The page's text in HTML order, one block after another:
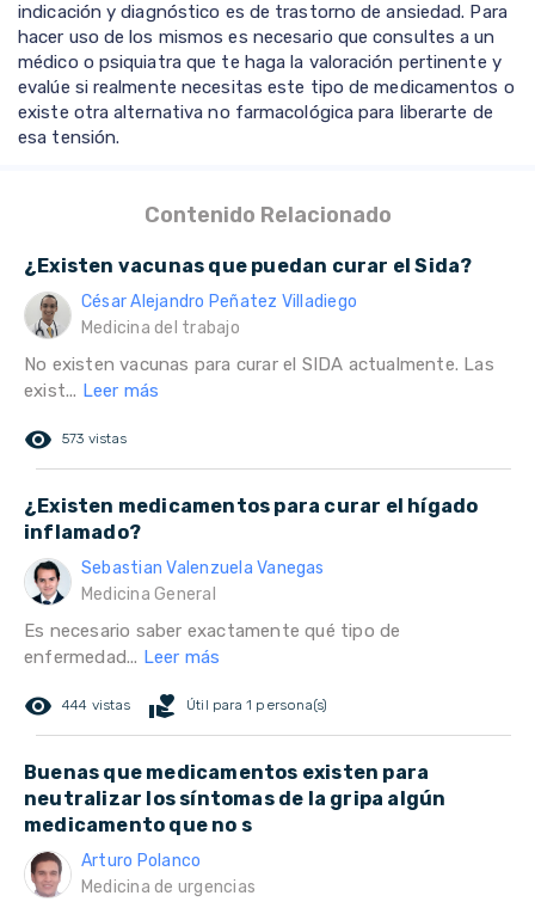
indicación y diagnóstico es de trastorno de ansiedad. Para
hacer uso de los mismos es necesario que consultes a un
médico o psiquiatra que te haga la valoración pertinente y
evalúe si realmente necesitas este tipo de medicamentos o
existe otra alternativa no farmacológica para liberarte de
esa tensión.
Contenido Relacionado
¿Existen vacunas que puedan curar el Sida?
César Alejandro Peñatez Villadiego
Medicina del trabajo
No existen vacunas para curar el SIDA actualmente. Las
exist... Leer más
remove_red_eye 573 vistas
¿Existen medicamentos para curar el hígado
inflamado?
Sebastian Valenzuela Vanegas
Medicina General
Es necesario saber exactamente qué tipo de
enfermedad... Leer más
remove_red_eye 444 vistas volunteer_activism Útil para 1 persona(s)
Buenas que medicamentos existen para
neutralizar los síntomas de la gripa algún
medicamento que no s
Arturo Polanco
Medicina de urgencias